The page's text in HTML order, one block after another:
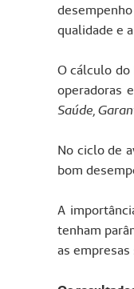
qualidade e
O cálculo do
operadoras
Saúde,
No ciclo de
bom
A
tenham
as